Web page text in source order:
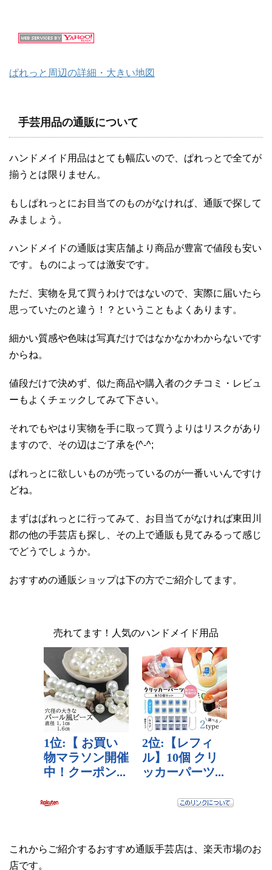
ぱれっと周辺の詳細・大きい地図
手芸用品の通販について
ハンドメイド用品はとても幅広いので、ぱれっとで全てが
揃うとは限りません。
もしぱれっとにお目当てのものがなければ、通販で探して
みましょう。
ハンドメイドの通販は実店舗より商品が豊富で値段も安い
です。ものによっては激安です。
ただ、実物を見て買うわけではないので、実際に届いたら
思っていたのと違う！？ということもよくあります。
細かい質感や色味は写真だけではなかなかわからないです
からね。
値段だけで決めず、似た商品や購入者のクチコミ・レビュ
ーもよくチェックしてみて下さい。
それでもやはり実物を手に取って買うよりはリスクがあり
ますので、その辺はご了承を(^-^;
ぱれっとに欲しいものが売っているのが一番いいんですけ
どね。
まずはぱれっとに行ってみて、お目当てがなければ東田川
郡の他の手芸店も探し、その上で通販も見てみるって感じ
でどうでしょうか。
おすすめの通販ショップは下の方でご紹介してます。
売れてます！人気のハンドメイド用品
これからご紹介するおすすめ通販手芸店は、楽天市場のお
店です。